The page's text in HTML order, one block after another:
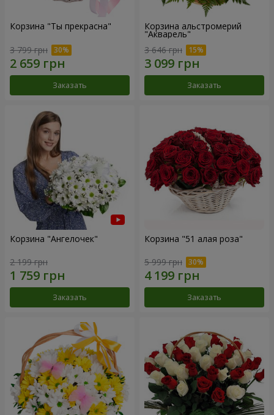
Корзина "Ты прекрасна"
3 799 грн
Заказать
Корзина альстромерий
"Акварель"
3 646 грн
Заказать
Корзина "Ангелочек"
2 199 грн
Заказать
Корзина "51 алая роза"
5 999 грн
Заказать